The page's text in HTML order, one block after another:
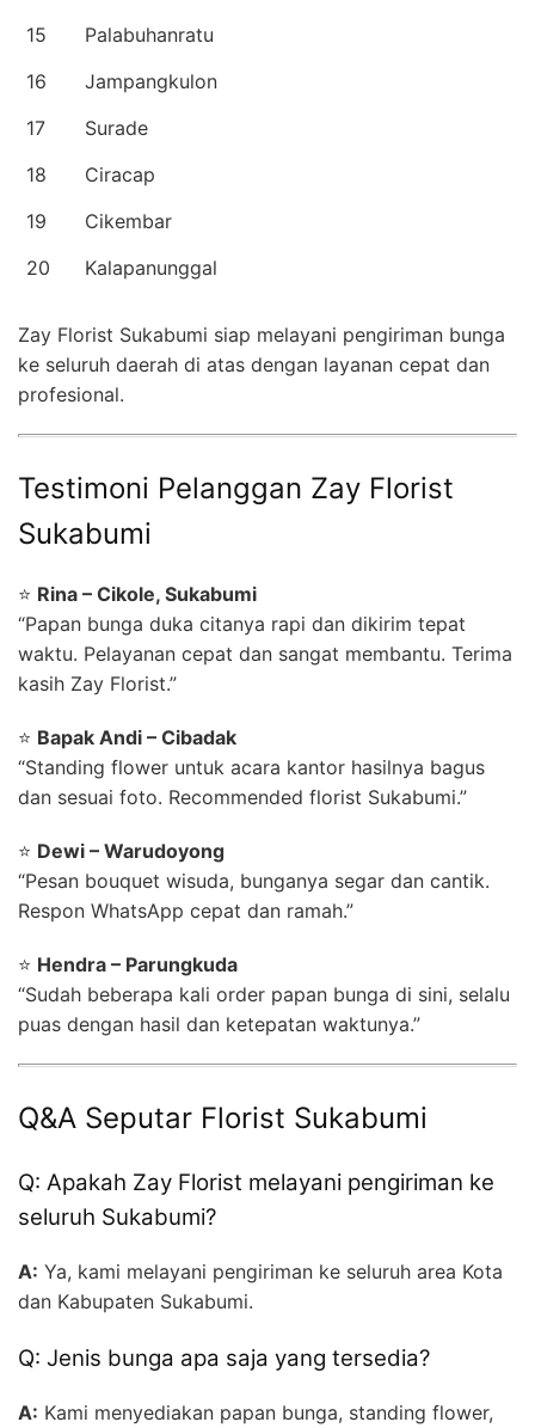
15
Palabuhanratu
16
Jampangkulon
17
Surade
18
Ciracap
19
Cikembar
20
Kalapanunggal
Zay Florist Sukabumi siap melayani pengiriman bunga
ke seluruh daerah di atas dengan layanan cepat dan
profesional.
Testimoni Pelanggan Zay Florist
Sukabumi
⭐ Rina – Cikole, Sukabumi
“Papan bunga duka citanya rapi dan dikirim tepat
waktu. Pelayanan cepat dan sangat membantu. Terima
kasih Zay Florist.”
⭐ Bapak Andi – Cibadak
“Standing flower untuk acara kantor hasilnya bagus
dan sesuai foto. Recommended florist Sukabumi.”
⭐ Dewi – Warudoyong
“Pesan bouquet wisuda, bunganya segar dan cantik.
Respon WhatsApp cepat dan ramah.”
⭐ Hendra – Parungkuda
“Sudah beberapa kali order papan bunga di sini, selalu
puas dengan hasil dan ketepatan waktunya.”
Q&A Seputar Florist Sukabumi
Q: Apakah Zay Florist melayani pengiriman ke
seluruh Sukabumi?
A: Ya, kami melayani pengiriman ke seluruh area Kota
dan Kabupaten Sukabumi.
Q: Jenis bunga apa saja yang tersedia?
A: Kami menyediakan papan bunga, standing flower,